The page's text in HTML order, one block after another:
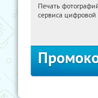
13:05:52
Печать
сервиса